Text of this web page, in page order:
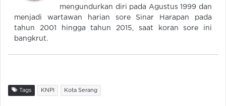
mengundurkan diri pada Agustus 1999 dan
menjadi wartawan harian sore Sinar Harapan pada
tahun 2001 hingga tahun 2015, saat koran sore ini
bangkrut.
Tags KNPI Kota Serang